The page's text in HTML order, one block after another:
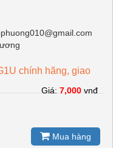
chính hãng, giao
Giá: 7,000 vnđ
Mua hàng